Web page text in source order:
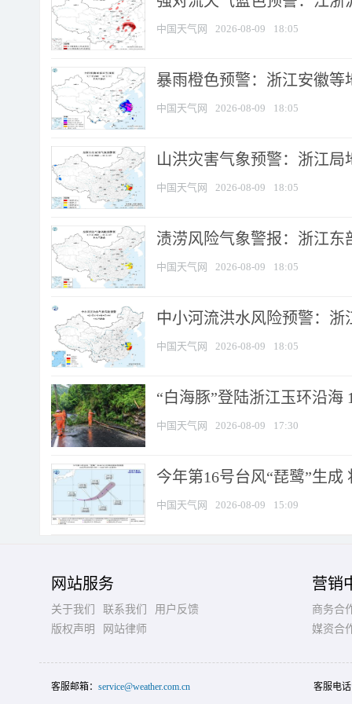
中国天气网 2026-08-09 18:05
暴雨橙色预警：浙江安徽等
中国天气网 2026-08-09 18:05
山洪灾害气象预警：浙江
中国天气网 2026-08-09 18:05
渍涝风险气象警报：浙江
中国天气网 2026-08-09 18:05
中小河流洪水风险预警：
中国天气网 2026-08-09 18:05
“白海豚”登陆浙江玉环沿海
中国天气网 2026-08-09 17:30
今年第16号台风“琵鹭”生
中国天气网 2026-08-09 15:09
网站服务
关于我们 联系我们
用户反馈
版权声明
网站律师
营销
商务合
媒资合
客服邮箱： service@weather.com.cn 客服电